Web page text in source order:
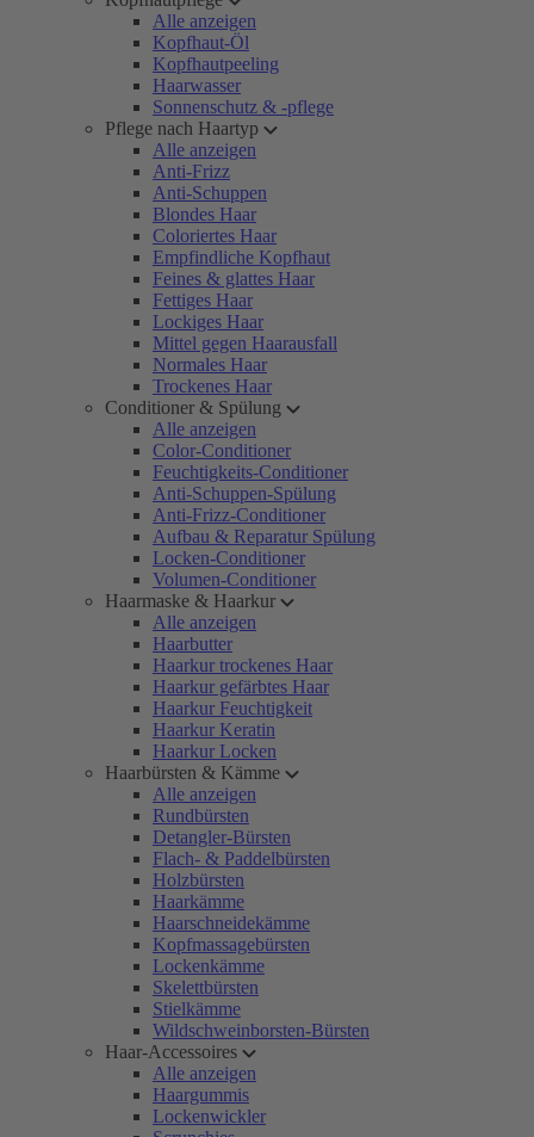
Alle anzeigen
Kopfhaut-Öl
Kopfhautpeeling
Haarwasser
Sonnenschutz & -pflege
Pflege nach Haartyp
Alle anzeigen
Anti-Frizz
Anti-Schuppen
Blondes Haar
Coloriertes Haar
Empfindliche Kopfhaut
Feines & glattes Haar
Fettiges Haar
Lockiges Haar
Mittel gegen Haarausfall
Normales Haar
Trockenes Haar
Conditioner & Spülung
Alle anzeigen
Color-Conditioner
Feuchtigkeits-Conditioner
Anti-Schuppen-Spülung
Anti-Frizz-Conditioner
Aufbau & Reparatur Spülung
Locken-Conditioner
Volumen-Conditioner
Haarmaske & Haarkur
Alle anzeigen
Haarbutter
Haarkur trockenes Haar
Haarkur gefärbtes Haar
Haarkur Feuchtigkeit
Haarkur Keratin
Haarkur Locken
Haarbürsten & Kämme
Alle anzeigen
Rundbürsten
Detangler-Bürsten
Flach- & Paddelbürsten
Holzbürsten
Haarkämme
Haarschneidekämme
Kopfmassagebürsten
Lockenkämme
Skelettbürsten
Stielkämme
Wildschweinborsten-Bürsten
Haar-Accessoires
Alle anzeigen
Haargummis
Lockenwickler